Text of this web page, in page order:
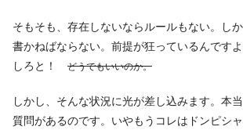
そもそも、存在しないならルールもない。し
書かねばならない。前提が狂っているんです
しろと！ どうでもいいのか。
しかし、そんな状況に光が差し込みます。本
質問があるのです。いやもうコレはドンピシ